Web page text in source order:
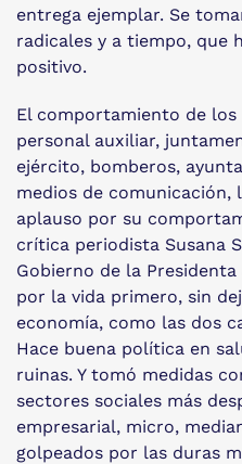
entrega ejemplar. Se
radicales y a tiempo, que
positivo.
El comportamiento de los
personal auxiliar,
ejército, bomberos,
medios de comunicación,
aplauso por su
crítica periodista Susana
Gobierno de la
por la vida primero, sin
economía, como las dos
Hace buena política en
ruinas. Y tomó medidas
sectores sociales más
empresarial, micro,
golpeados por las duras